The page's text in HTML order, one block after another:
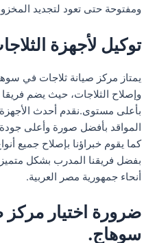
ومفتوحة حتى تعود لتجديد
توكيل لأجهزة
يمتاز مركز صيانة ثلاجات في
وإصلاح الثلاجات، حيث يضم فريقا
بأعلى مستوى.نقدم أحدث الأجهزة
المواقد بأفضل صورة وأعلى
كما يقوم خبراؤنا بإصلاح جميع
بفضل فريقنا المدرب بشكل
أنحاء جمهورية مصر العربية.
ضرورة اختيار مركز
سوهاج.